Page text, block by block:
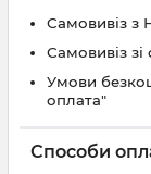
Самовивіз з
Самовивіз
Умови
оплата"
Способи